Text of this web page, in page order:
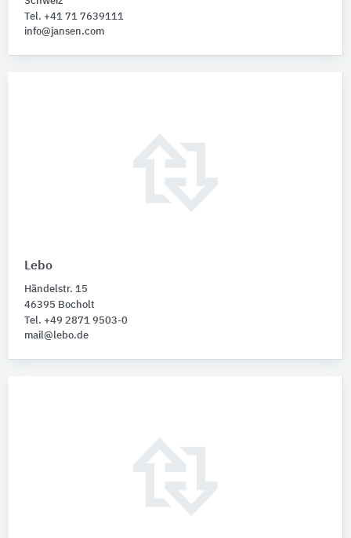
Tel. +41 71 7639111
info@jansen.com
Lebo
Händelstr. 15
46395 Bocholt
Tel. +49 2871 9503-0
mail@lebo.de